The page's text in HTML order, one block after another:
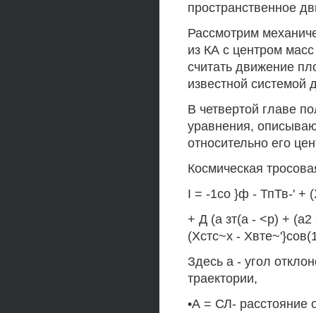
пространственное
Рассмотрим
из КА с центром
считать движение
известной
В четвертой главе
уравнения,
относительно его
Космическая
I = -1со }ф - ТпТв-' +
+ Д (а зт(а - <р) +
(Хстс~х -
Здесь а - угол
траектории,
•А = СЛ- расстояние